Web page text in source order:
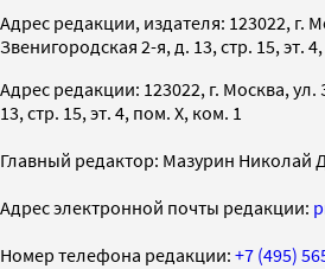
Адрес редакции, издателя: 123022, г.
Звенигородская 2-я, д. 13, стр. 15, эт.
Адрес редакции: 123022, г. Москва, ул.
13, стр. 15, эт. 4, пом. X, ком. 1
Главный редактор: Мазурин Николай
Адрес электронной почты редакции:
Номер телефона редакции: +7 (495)